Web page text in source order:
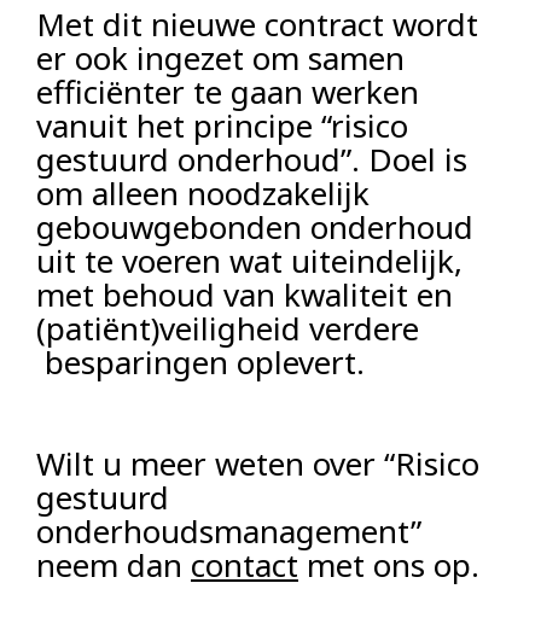
Met dit nieuwe contract wordt
er ook ingezet om samen
efficiënter te gaan werken
vanuit het principe “risico
gestuurd onderhoud”. Doel is
om alleen noodzakelijk
gebouwgebonden onderhoud
uit te voeren wat uiteindelijk,
met behoud van kwaliteit en
(patiënt)veiligheid verdere
besparingen oplevert.
Wilt u meer weten over “Risico
gestuurd
onderhoudsmanagement”
neem dan contactmet ons op.